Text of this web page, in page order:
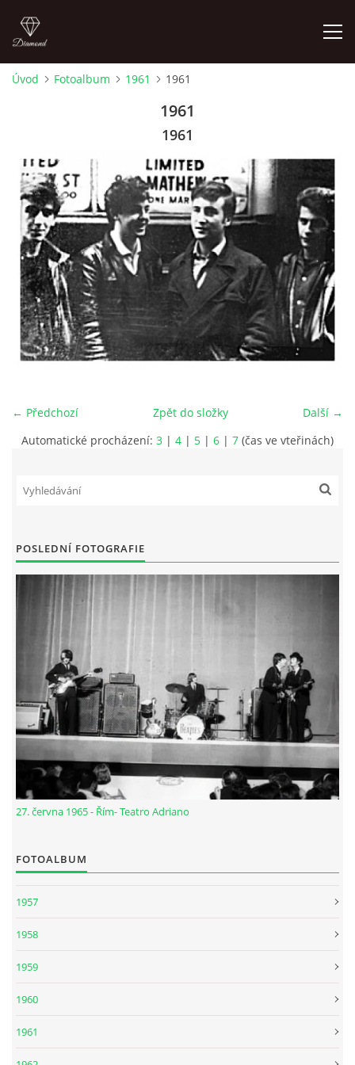
HISTORIE - JAK TO ZAČALO
HISTORIE - BEATLEMANIE
HISTORIE - SERŽANT PEPŘ
HISTORIE - KONEC LEGENDY
NÁSTROJE - LENNON
NÁSTROJE - HARRISON
NÁSTROJE - HARRISON II
NÁSTROJE - RINGO STARR
NÁSTROJE - ZESILOVAČE/KOMBA
NÁSTROJE - PEDÁLY
PODPISY
DISKOGRAFIE - SINGLY ŘADOVÉ
Úvod Fotoalbum 1961 1961
1961
1961
← Předchozí Další →
Zpět do složky
Automatické procházení: 3 | 4 | 5 | 6 | 7 (čas ve vteřinách)
POSLEDNÍ FOTOGRAFIE
27. června 1965 - Řím- Teatro Adriano
FOTOALBUM
1957
1958
1959
1960
1961